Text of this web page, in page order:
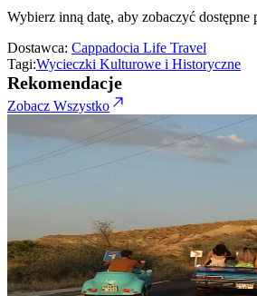
Wybierz inną datę, aby zobaczyć dostępne
Dostawca: Cappadocia Life Travel
Tagi:Wycieczki Kulturowe i Historyczne
Rekomendacje
Zobacz Wszystko